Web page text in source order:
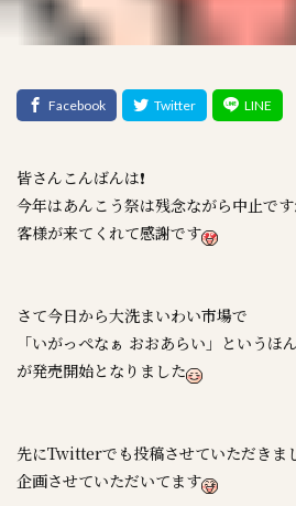
皆さんこんばんは❗
今年はあんこう祭は残念ながら中止で
客様が来てくれて感謝です
さて今日から大洗まいわい市場で
「いがっぺなぁ おおあらい」というほ
が発売開始となりました
先にTwitterでも投稿させていただきま
企画させていただいてます